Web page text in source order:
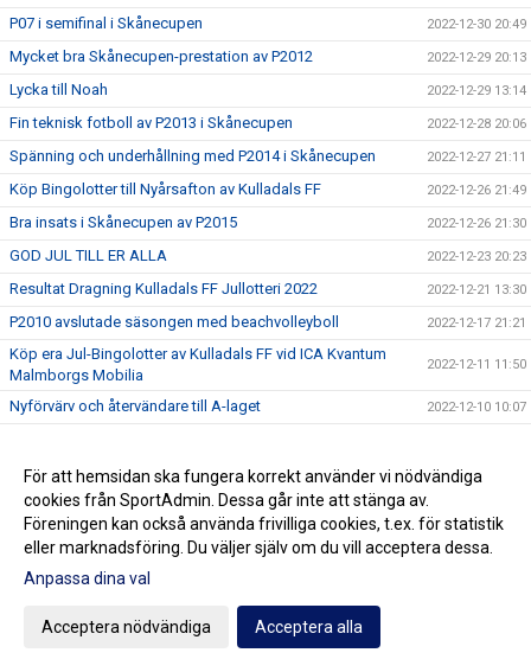
P07 i semifinal i Skånecupen 2022-12-30 20:49
Mycket bra Skånecupen-prestation av P2012 2022-12-29 20:13
Lycka till Noah 2022-12-29 13:14
Fin teknisk fotboll av P2013 i Skånecupen 2022-12-28 20:06
Spänning och underhållning med P2014 i Skånecupen 2022-12-27 21:11
Köp Bingolotter till Nyårsafton av Kulladals FF 2022-12-26 21:49
Bra insats i Skånecupen av P2015 2022-12-26 21:30
GOD JUL TILL ER ALLA 2022-12-23 20:23
Resultat Dragning Kulladals FF Jullotteri 2022 2022-12-21 13:30
P2010 avslutade säsongen med beachvolleyboll 2022-12-17 21:21
Köp era Jul-Bingolotter av Kulladals FF vid ICA Kvantum
Malmborgs Mobilia
2022-12-11 11:50
Nyförvärv och återvändare till A-laget 2022-12-10 10:07
F09 i final i Olympic Cup 2022-11-21 21:11
Bra cupspel av P2015 2022-11-21 15:07
Mycket bra cupinsats av F2011 2022-11-20 20:59
P07 vann Olympic Cup
Utdelning från Gräsroten Svenska Spel
För att hemsidan ska fungera korrekt använder vi nödvändiga
cookies från SportAdmin. Dessa går inte att stänga av.
Föreningen kan också använda frivilliga cookies, t.ex. för statistik
eller marknadsföring. Du väljer själv om du vill acceptera dessa.
Anpassa dina val
Acceptera nödvändiga Acceptera alla